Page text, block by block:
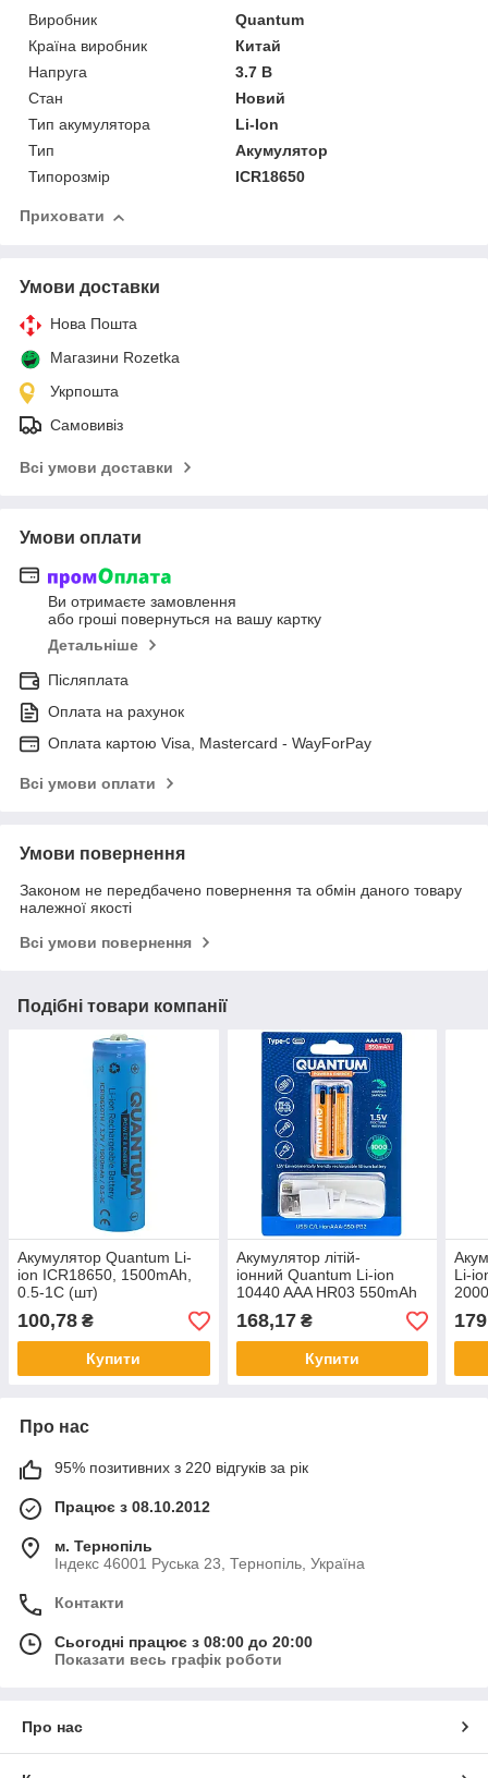
Виробник
Quantum
Країна виробник
Китай
Напруга
3.7 В
Стан
Новий
Тип акумулятора
Li-Ion
Тип
Акумулятор
Типорозмір
ICR18650
Приховати
Умови доставки
Нова Пошта
Магазини Rozetka
Укрпошта
Самовивіз
Всі умови доставки
Умови оплати
Ви отримаєте замовлення
або гроші повернуться на вашу картку
Детальніше
Післяплата
Оплата на рахунок
Оплата картою Visa, Mastercard - WayForPay
Всі умови оплати
Умови повернення
Законом не передбачено повернення та обмін даного товару
належної якості
Всі умови повернення
Подібні товари компанії
Акумулятор Quantum Li-
ion ICR18650, 1500mAh,
0.5-1С (шт)
100,78 ₴
Купити
​​​​​​​Акумулятор літій-
іонний Quantum Li-ion
10440 AAA HR03 550mAh
1.5V із роз'ємом Type-C
для зарядки 2шт/уп ​​​​​​​
168,17₴
Купити
Li-
(шт)
Про нас
95% позитивних з 220 відгуків за рік
Працює з 08.10.2012
м. Тернопіль
Індекс 46001 Руська 23, Тернопіль, Україна
Контакти
Сьогодні працює з 08:00 до 20:00
Показати весь графік роботи
Про нас